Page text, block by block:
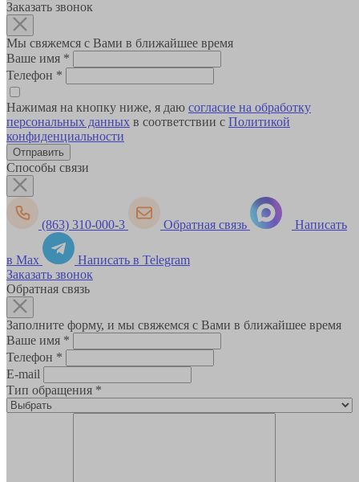
Заказать звонок
Мы свяжемся с Вами в ближайшее время
Ваше имя *
Телефон *
Нажимая на кнопку ниже, я даю согласие на обработку
персональных данных в соответствии с Политикой
конфиденциальности
Способы связи
(863) 310-000-3 Обратная связь Написать
в Max
Написать в Telegram
Заказать звонок
Обратная связь
Заполните форму, и мы свяжемся с Вами в ближайшее время
Ваше имя *
Телефон *
E-mail
Тип обращения *